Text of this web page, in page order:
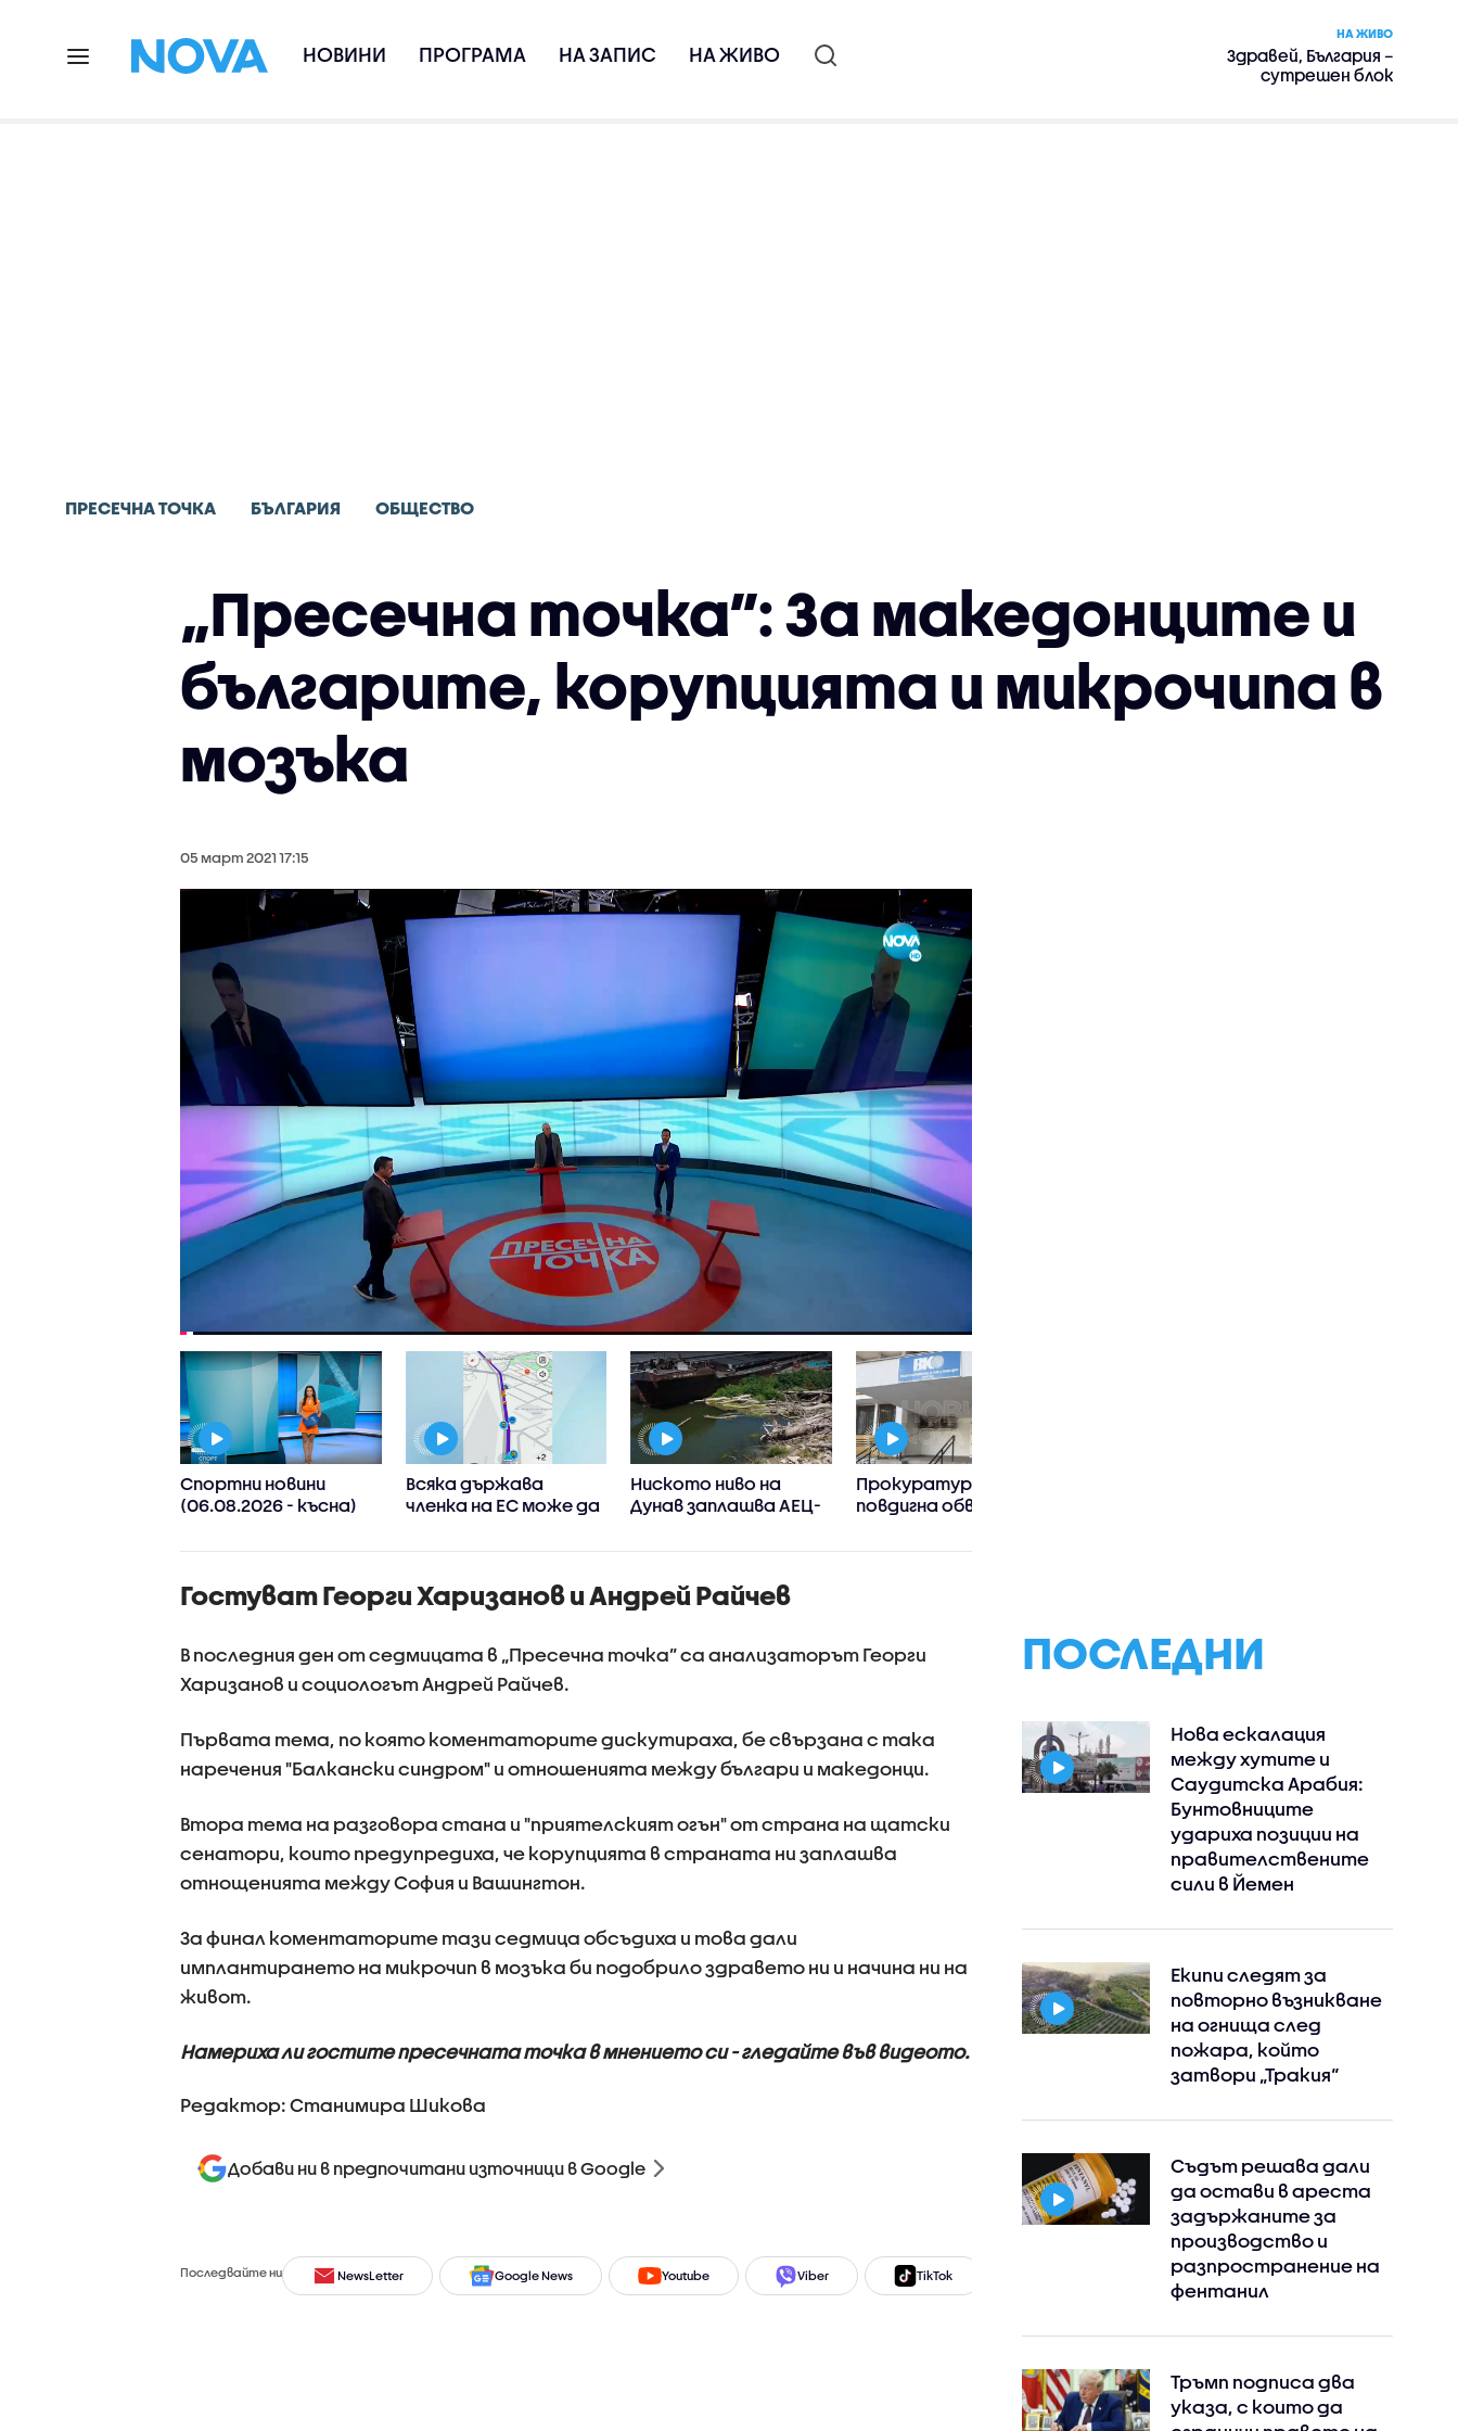
НОВИНИ ПРОГРАМА НА ЗАПИС НА ЖИВО
НА ЖИВО
Здравей, България –
сутрешен блок
ПРЕСЕЧНА ТОЧКА БЪЛГАРИЯ ОБЩЕСТВО
„Пресечна точка”: За македонците и
българите, корупцията и микрочипа в
мозъка
05 март 2021 17:15
Спортни новини
(06.08.2026 - късна)
Всяка държава
членка на ЕС може да
споделянето в
информация къде има
проверки на пътя
Ниското ниво на
Дунав заплашва АЕЦ-
Прокуратурата
повдигна обвинения
Бургас
Гостуват Георги Харизанов и Андрей Райчев
В последния ден от седмицата в „Пресечна точка” са анализаторът Георги
Харизанов и социологът Андрей Райчев.
Първата тема, по която коментаторите дискутираха, бе свързана с така
наречения "Балкански синдром" и отношенията между българи и македонци.
Втора тема на разговора стана и "приятелският огън" от страна на щатски
сенатори, които предупредиха, че корупцията в страната ни заплашва
отнощенията между София и Вашингтон.
За финал коментаторите тази седмица обсъдиха и това дали
имплантирането на микрочип в мозъка би подобрило здравето ни и начина ни на
живот.
Намериха ли гостите пресечната точка в мнението си - гледайте във видеото.
Редактор: Станимира Шикова
Добави ни в предпочитани източници в Google
Последвайте ни NewsLetter Google News Youtube Viber TikTok Facebook
ПОСЛЕДНИ
Нова ескалация
между хутите и
Саудитска Арабия:
Бунтовниците
удариха позиции на
правителствените
сили в Йемен
Екипи следят за
повторно възникване
на огнища след
пожара, който
затвори „Тракия“
Съдът решава дали
да остави в ареста
задържаните за
производство и
разпространение на
фентанил
Тръмп подписа два
указа, с които да